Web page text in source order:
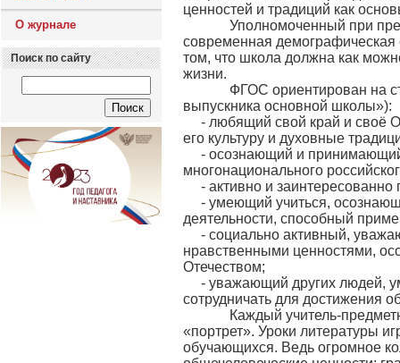
О журнале
Поиск по сайту
ценностей и традиций как
Уполномоченный при
современная демографическая
том, что школа должна как
жизни.
ФГОС ориентирован на
выпускника основной школы»):
- любящий свой край и своё
его культуру и духовные
- осознающий и принимающий
многонационального
- активно и
- умеющий учиться,
деятельности, способный
- социально активный,
нравственными ценностями,
Отечеством;
- уважающий других людей,
сотрудничать для достижения
Каждый учитель-
«портрет». Уроки литературы
обучающихся. Ведь огромное